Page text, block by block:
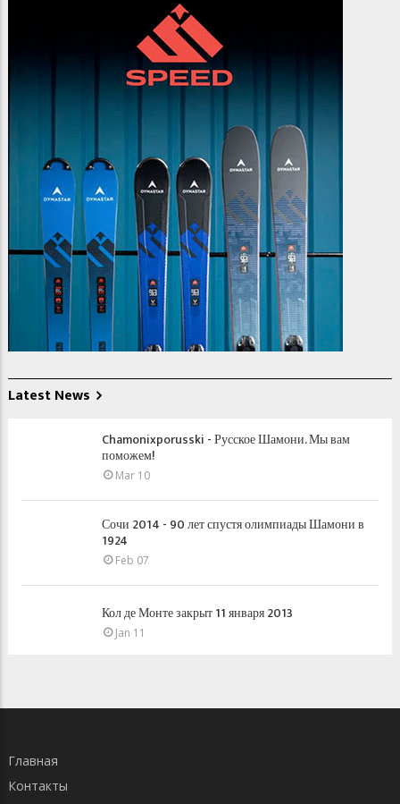
Latest News
Chamonixporusski - Русское Шамони. Мы вам
поможем!
Mar 10
Сочи 2014 - 90 лет спустя олимпиады Шамони в
1924
Feb 07
Кол де Монте закрыт 11 января 2013
Jan 11
Главная
Контакты